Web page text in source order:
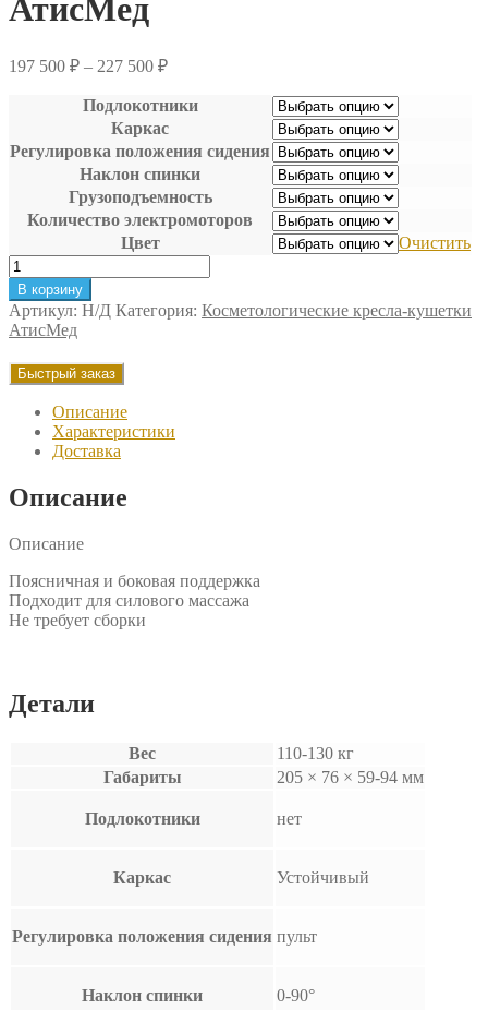
АтисМед
197 500 ₽ – 227 500 ₽Диапазон
197
500 ₽
–
Подлокотники
Каркас
Регулировка положения сидения
Наклон спинки
Грузоподъемность
Количество электромоторов
Цвет
Очистить
Количество
товара
Косметологическое
электрическое
кресло
Прайм
АтисМед
В корзину
Артикул: Н/Д Категория: Косметологические кресла-кушетки
АтисМед
Быстрый заказ
Описание
Характеристики
Доставка
Описание
Описание
Поясничная и боковая поддержка
Подходит для силового массажа
Не требует сборки
Детали
Вес
110-130 кг
Габариты
205 × 76 × 59-94 мм
Подлокотники нет
Каркас Устойчивый
Регулировка положения сидения пульт
Наклон спинки 0-90°